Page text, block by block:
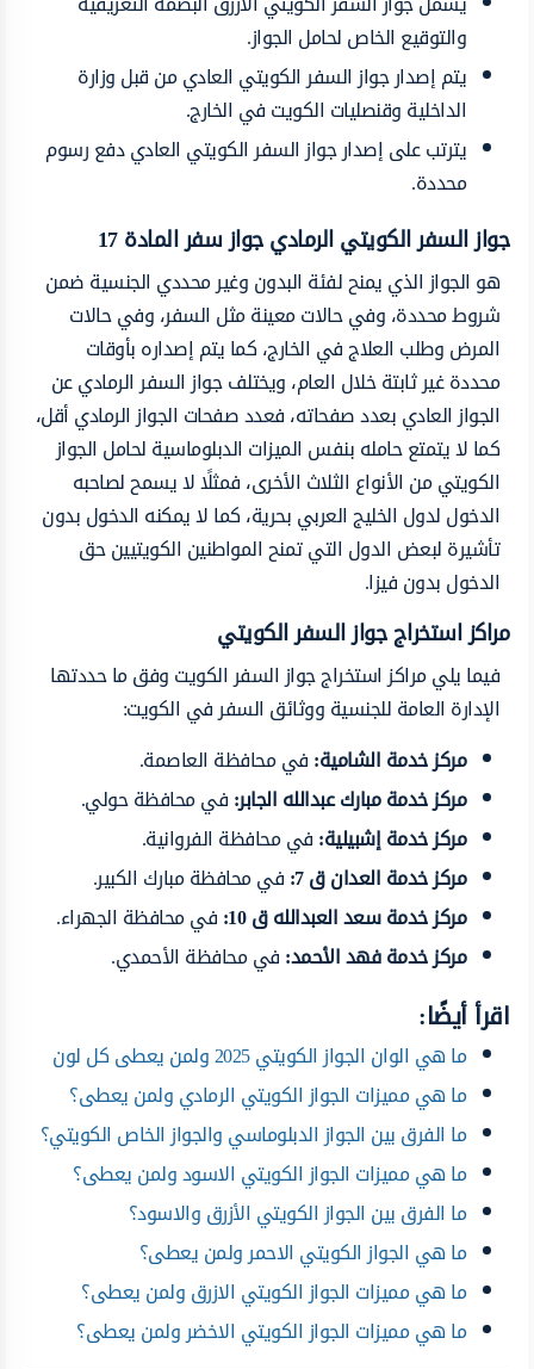
والتوقيع الخاص لحامل الجواز.
يتم إصدار جواز السفر الكويتي العادي من قبل وزارة
الداخلية وقنصليات الكويت في الخارج.
يترتب على إصدار جواز السفر الكويتي العادي دفع رسوم
محددة.
جواز السفر الكويتي الرمادي جواز سفر المادة 17
هو الجواز الذي يمنح لفئة البدون وغير محددي الجنسية ضمن
شروط محددة، وفي حالات معينة مثل السفر، وفي حالات
المرض وطلب العلاج في الخارج، كما يتم إصداره بأوقات
محددة غير ثابتة خلال العام، ويختلف جواز السفر الرمادي عن
الجواز العادي بعدد صفحاته، فعدد صفحات الجواز الرمادي أقل،
كما لا يتمتع حامله بنفس الميزات الدبلوماسية لحامل الجواز
الكويتي من الأنواع الثلاث الأخرى، فمثلًا لا يسمح لصاحبه
الدخول لدول الخليج العربي بحرية، كما لا يمكنه الدخول بدون
تأشيرة لبعض الدول التي تمنح المواطنين الكويتيين حق
الدخول بدون فيزا.
مراكز استخراج جواز السفر الكويتي
فيما يلي مراكز استخراج جواز السفر الكويت وفق ما حددتها
الإدارة العامة للجنسية ووثائق السفر في الكويت:
مركز خدمة الشامية:في محافظة العاصمة.
مركز خدمة مبارك عبدالله الجابر:في محافظة حولي.
مركز خدمة إشبيلية:في محافظة الفروانية.
مركز خدمة العدان ق 7 :في محافظة مبارك الكبير.
مركز خدمة سعد العبدالله ق 10 :في محافظة الجهراء.
مركز خدمة فهد الأحمد:في محافظة الأحمدي.
اقرأ أيضًا:
ما هي الوان الجواز الكويتي 2025 ولمن يعطى كل لون
ما هي مميزات الجواز الكويتي الرمادي ولمن يعطى؟
ما الفرق بين الجواز الدبلوماسي والجواز الخاص الكويتي؟
ما هي مميزات الجواز الكويتي الاسود ولمن يعطى؟
ما الفرق بين الجواز الكويتي الأزرق والاسود؟
ما هي الجواز الكويتي الاحمر ولمن يعطى؟
ما هي مميزات الجواز الكويتي الازرق ولمن يعطى؟
ما هي مميزات الجواز الكويتي الاخضر ولمن يعطى؟